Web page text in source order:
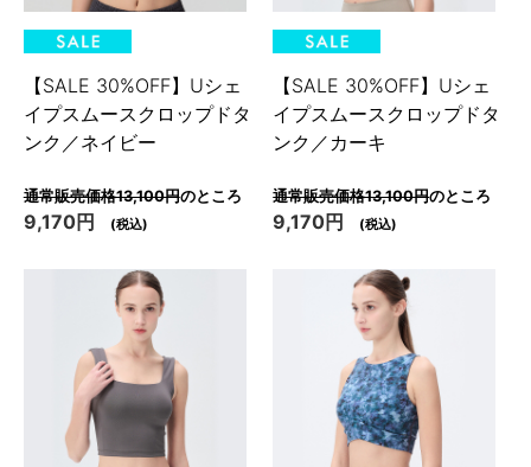
【SALE 30%OFF】Uシェ
イプスムースクロップドタ
ンク／ネイビー
通常販売価格13,100円のところ
9,170円 (税込)
【SALE 30%OFF】Uシェ
イプスムースクロップドタ
ンク／カーキ
通常販売価格13,100円のところ
9,170円 (税込)